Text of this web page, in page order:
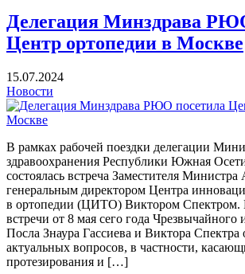
Делегация Минздрава
Центр ортопедии в Москве
15.07.2024
Новости
В рамках рабочей поездки делегации
здравоохранения Республики Южная
состоялась встреча Заместителя
генеральным директором Центра
в ортопедии (ЦИТО) Виктором Спектром.
встречи от 8 мая сего года
Посла Знаура Гассиева и Виктора Спектра
актуальных вопросов, в частности,
протезирования и […]